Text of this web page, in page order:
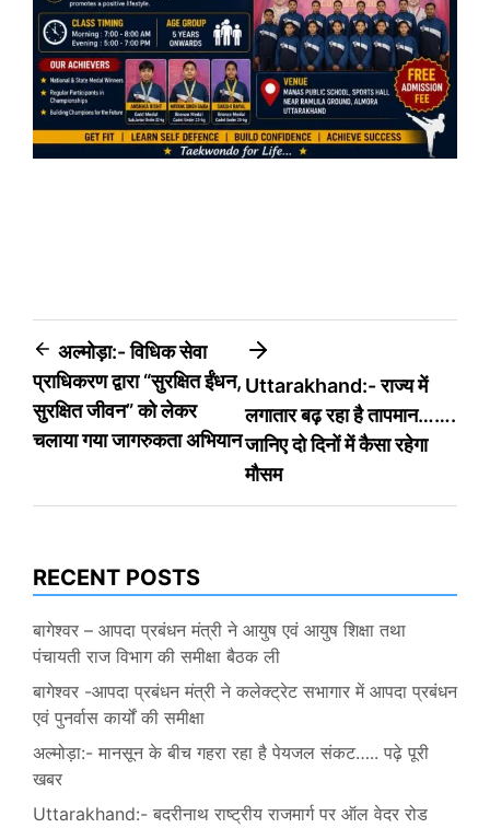
Post
navigation
अल्मोड़ा:- विधिक सेवा
प्राधिकरण द्वारा “सुरक्षित ईंधन,
सुरक्षित जीवन” को लेकर
चलाया गया जागरुकता अभियान
Uttarakhand:- राज्य में
लगातार बढ़ रहा है तापमान…….
जानिए दो दिनों में कैसा रहेगा
मौसम
RECENT POSTS
बागेश्वर – आपदा प्रबंधन मंत्री ने आयुष एवं आयुष शिक्षा तथा
पंचायती राज विभाग की समीक्षा बैठक ली
बागेश्वर -आपदा प्रबंधन मंत्री ने कलेक्ट्रेट सभागार में आपदा प्रबंधन
एवं पुनर्वास कार्यों की समीक्षा
अल्मोड़ा:- मानसून के बीच गहरा रहा है पेयजल संकट….. पढ़े पूरी
खबर
Uttarakhand:- बदरीनाथ राष्ट्रीय राजमार्ग पर ऑल वेदर रोड